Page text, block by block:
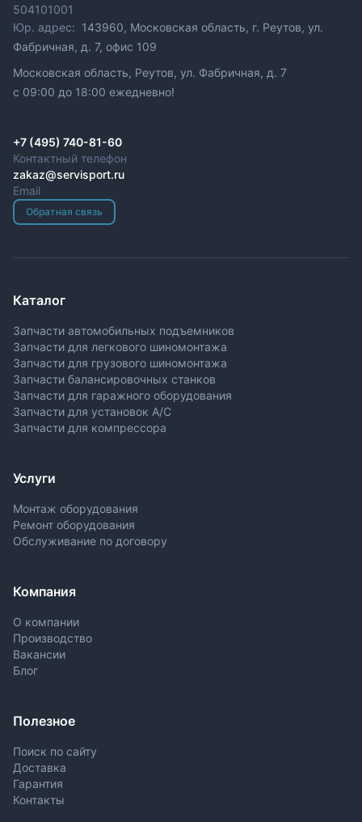
504101001
Юр. адрес: 143960, Московская область, г. Реутов, ул.
Фабричная, д. 7, офис 109
Московская область, Реутов, ул. Фабричная, д. 7
c 09:00 до 18:00 ежедневно!
+7 (495) 740-81-60
Контактный телефон
zakaz@servisport.ru
Email
Обратная связь
Каталог
Запчасти автомобильных подъемников
Запчасти для легкового шиномонтажа
Запчасти для грузового шиномонтажа
Запчасти балансировочных станков
Запчасти для гаражного оборудования
Запчасти для установок A/C
Запчасти для компрессора
Услуги
Монтаж оборудования
Ремонт оборудования
Обслуживание по договору
Компания
О компании
Производство
Вакансии
Блог
Полезное
Поиск по сайту
Доставка
Гарантия
Контакты